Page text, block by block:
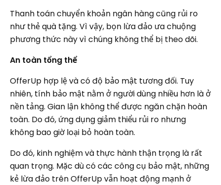
Thanh toán chuyển khoản ngân hàng cũng rủi ro
như thẻ quà tặng. Vì vậy, bọn lừa đảo ưa chuộng
phương thức này vì chúng không thể bị theo dõi.
An toàn tổng thể
OfferUp hợp lệ và có độ bảo mật tương đối. Tuy
nhiên, tính bảo mật nằm ở người dùng nhiều hơn là ở
nền tảng. Gian lận không thể được ngăn chặn hoàn
toàn. Do đó, ứng dụng giảm thiểu rủi ro nhưng
không bao giờ loại bỏ hoàn toàn.
Do đó, kinh nghiệm và thực hành thận trọng là rất
quan trọng. Mặc dù có các công cụ bảo mật, những
kẻ lừa đảo trên OfferUp vẫn hoạt động mạnh ở